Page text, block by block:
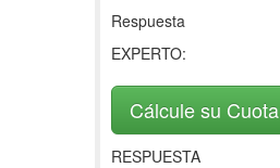
Respuesta
EXPERTO:
Cálcule su Cuota
RESPUESTA